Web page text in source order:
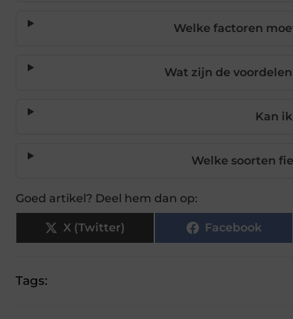
Welke factoren
Wat zijn de
Kan
Welke soorten
Goed artikel? Deel hem dan op:
X (Twitter) Facebook
Tags: